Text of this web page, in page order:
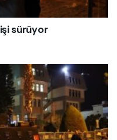
sürüyor